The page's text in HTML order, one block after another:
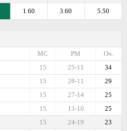
5.50
3.60
1.60
Оч.
РМ
МС
34
25-11
15
29
28-11
15
25
27-14
15
25
13-10
15
23
24-19
15